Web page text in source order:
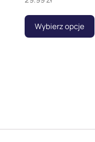
Wybierz opcje